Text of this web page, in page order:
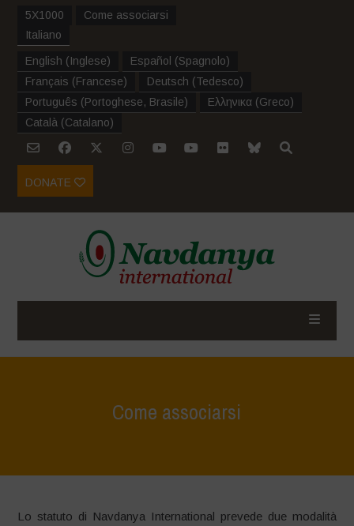
5X1000
Come associarsi
Italiano
English (Inglese) Español (Spagnolo)
Français (Francese) Deutsch (Tedesco)
Português (Portoghese, Brasile) Ελληνικα (Greco)
Català (Catalano)
DONATE
Come associarsi
Lo statuto di Navdanya International prevede due modalità